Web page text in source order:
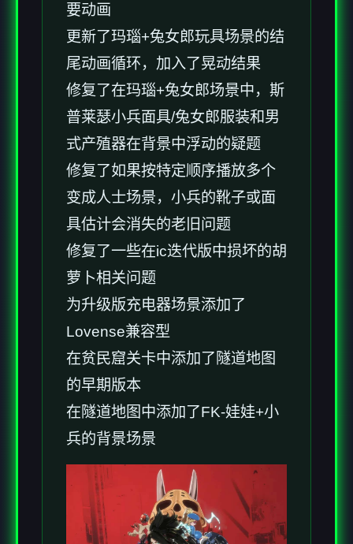
要动画
更新了玛瑙+兔女郎玩具场景的结
尾动画循环，加入了晃动结果
修复了在玛瑙+兔女郎场景中，斯
普莱瑟小兵面具/兔女郎服装和男
式产殖器在背景中浮动的疑题
修复了如果按特定顺序播放多个
变成人士场景，小兵的靴子或面
具估计会消失的老旧问题
修复了一些在ic迭代版中损坏的胡
萝卜相关问题
为升级版充电器场景添加了
Lovense兼容型
在贫民窟关卡中添加了隧道地图
的早期版本
在隧道地图中添加了FK-娃娃+小
兵的背景场景